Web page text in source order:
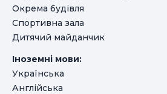
Окрема будівля
Спортивна зала
Дитячий майданчик
Іноземні мови:
Українська
Англійська